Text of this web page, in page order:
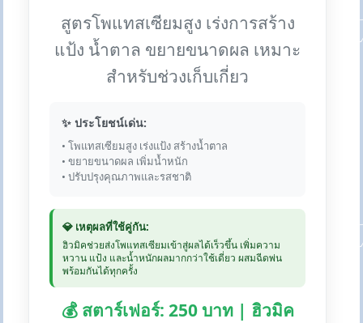
สูตรโพแทสเซียมสูง เร่งการสร้าง
แป้ง น้ำตาล ขยายขนาดผล เหมาะ
สำหรับช่วงเก็บเกี่ยว
✨ ประโยชน์เด่น:
• โพแทสเซียมสูง เร่งแป้ง สร้างน้ำตาล
• ขยายขนาดผล เพิ่มน้ำหนัก
• ปรับปรุงคุณภาพและรสชาติ
💎 เหตุผลที่ใช้คู่กัน:
ฮิวมิคช่วยส่งโพแทสเซียมเข้าสู่ผลได้เร็วขึ้น เพิ่มความ
หวาน แป้ง และน้ำหนักผลมากกว่าใช้เดี่ยว ผสมฉีดพ่น
พร้อมกันได้ทุกครั้ง
💰 สตาร์เฟอร์: 250 บาท | ฮิวมิค